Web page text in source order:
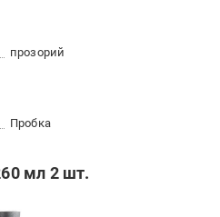
прозорий
Пробка
мл 2 шт.